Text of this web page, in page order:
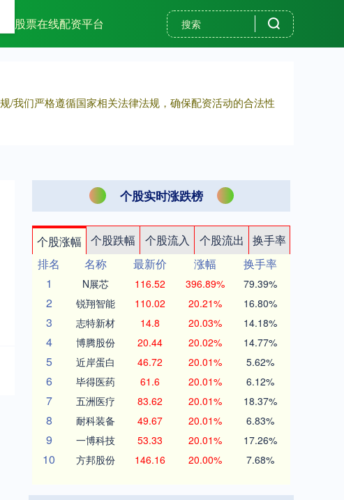
股票在线配资平台
/我们严格遵循国家相关法律法规，确保配资活动的合法性
个股实时涨跌榜
个股涨幅 个股跌幅 个股流入 个股流出
换手率
排名
名称 最新价 涨幅
换手率
1
N展芯 116.52 396.89% 79.39%
2 锐翔智能 110.02 20.21% 16.80%
3 志特新材 14.8 20.03% 14.18%
4 博腾股份 20.44 20.02% 14.77%
5 近岸蛋白 46.72 20.01% 5.62%
6 毕得医药 61.6 20.01% 6.12%
7 五洲医疗 83.62 20.01% 18.37%
8 耐科装备 49.67 20.01% 6.83%
9 一博科技 53.33 20.01% 17.26%
10 方邦股份 146.16 20.00% 7.68%